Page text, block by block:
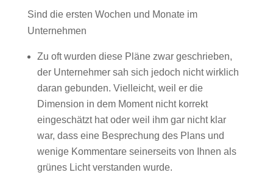
Sind die ersten Wochen und Monate im
Unternehmen
Zu oft wurden diese Pläne zwar geschrieben,
der Unternehmer sah sich jedoch nicht wirklich
daran gebunden. Vielleicht, weil er die
Dimension in dem Moment nicht korrekt
eingeschätzt hat oder weil ihm gar nicht klar
war, dass eine Besprechung des Plans und
wenige Kommentare seinerseits von Ihnen als
grünes Licht verstanden wurde.